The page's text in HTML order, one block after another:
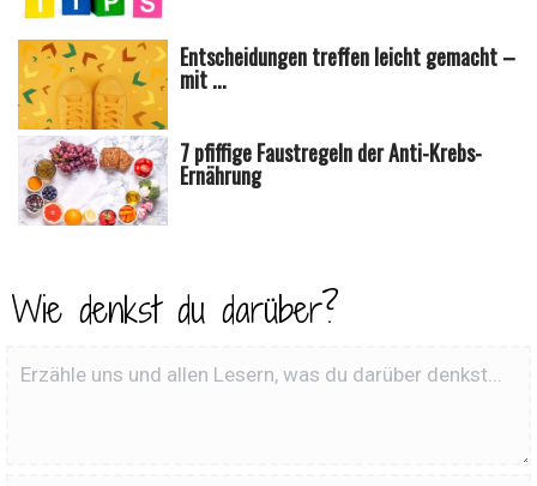
Entscheidungen treffen leicht gemacht –
mit ...
7 pfiffige Faustregeln der Anti-Krebs-
Ernährung
Wie denkst du darüber?